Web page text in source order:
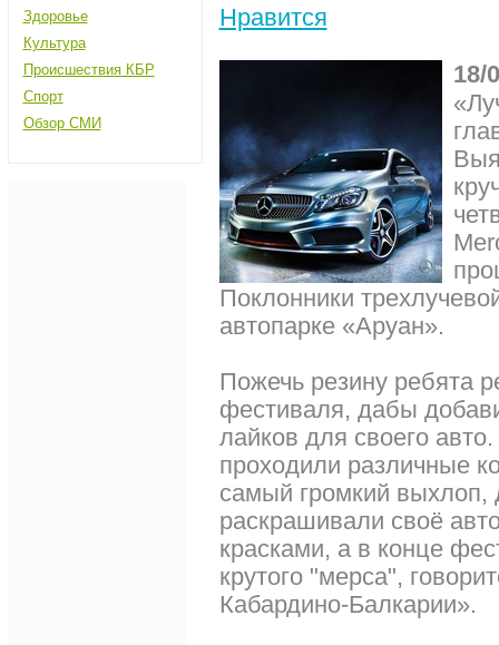
Здоровье
Культура
Происшествия КБР
Спорт
Обзор СМИ
Нравится
18/
Поклонники
автопарке «Аруан».
Пожечь резину ребята
фестиваля, дабы
лайков для своего
проходили различные
самый громкий
раскрашивали своё
красками, а в конце
крутого "мерса",
Кабардино-Балкарии».